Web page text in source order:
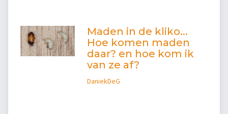
Maden in de kliko...
Hoe komen maden
daar? en hoe kom ik
van ze af?
DaniekDeG